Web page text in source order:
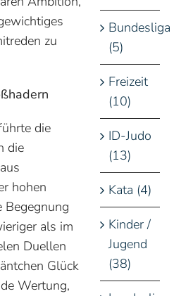
zu
die
die
hohen
Begegnung
als im
Duellen
Glück
Wertung,
Bundesliga
(5)
Freizeit
(10)
ID-Judo
(13)
Kata (4)
Kinder /
Jugend
(38)